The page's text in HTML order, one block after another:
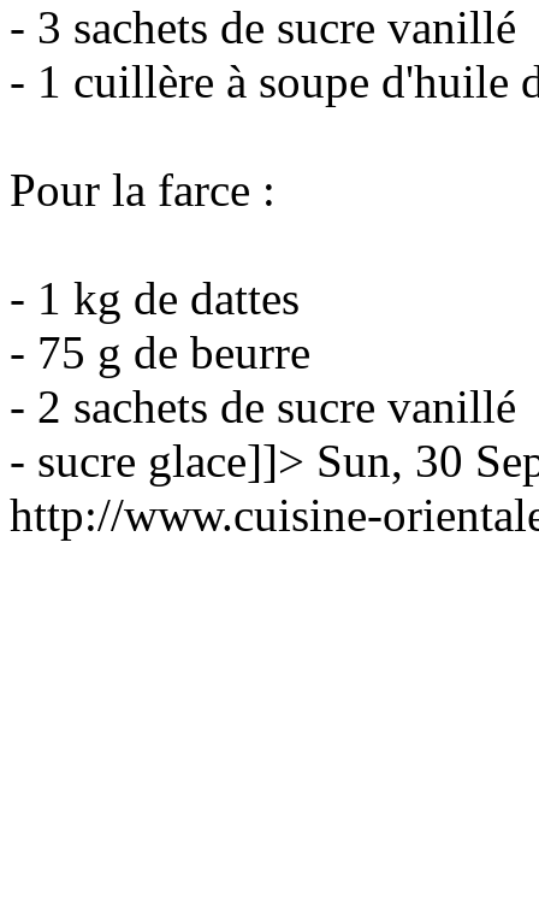
- 3 sachets de sucre vanillé
- 1 cuillère à soupe d'huile
Pour la farce :
- 1 kg de dattes
- 75 g de beurre
- 2 sachets de sucre vanillé
- sucre glace]]> Sun, 30
http://www.cuisine-